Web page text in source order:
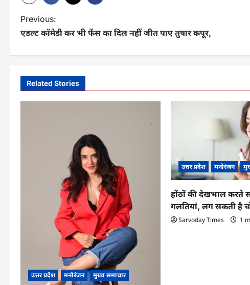
P
o
s
t
n
Previous:
एडल्ट कॉमेडी कर भी फैंस का दिल नहीं जीत पाए तुषार कपूर,
Related Stories
उत्तर प्रदेश मनोरंजन मुख्य समाचार
उत्तर प्रदेश मनोरंजन
होंठों की देखभाल करते
गलतियां, लग सकती है
Sarvoday Times 1